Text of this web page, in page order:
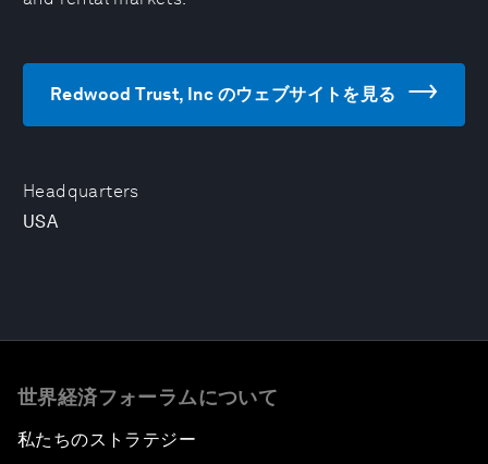
Headquarters
USA
Redwood Trust, Inc のウェブサイトを見る
世界経済フォーラムについて
私たちのストラテジー